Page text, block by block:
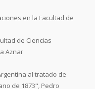
en la Facultad de
de Ciencias
Aznar
al tratado de
de 1873", Pedro